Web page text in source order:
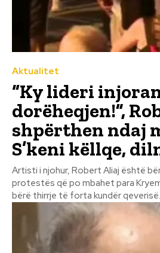
Aktualitet
“Ky lideri
dorëheqjen!”,
shpërthen ndaj
S’keni këllqe,
Artisti i njohur, Robert Aliaj është
protestës që po mbahet para
bërë thirrje të forta kundër